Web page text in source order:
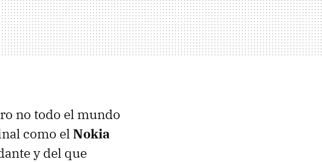
no todo el mundo
como elNokia
y del que